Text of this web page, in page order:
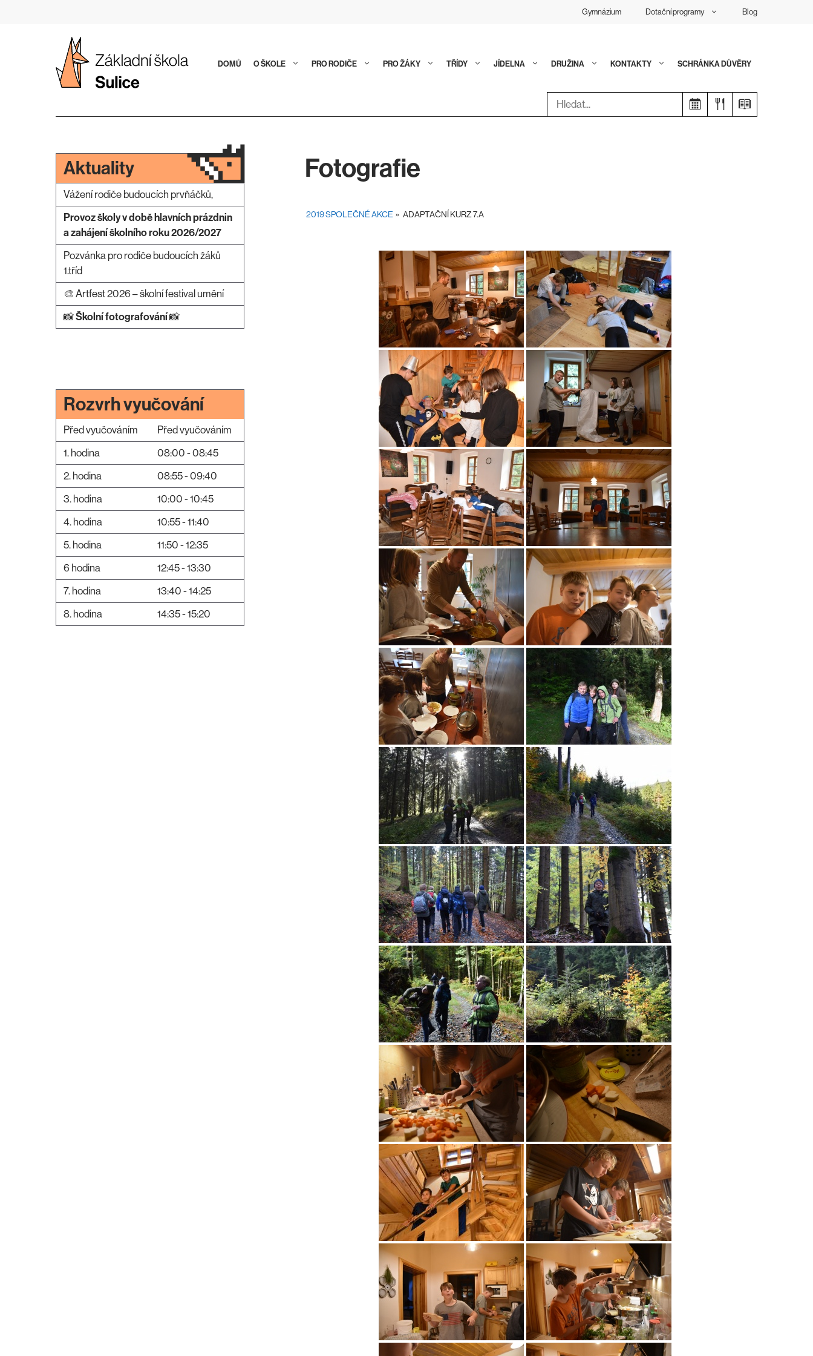
Gymnázium Dotační programy Blog
DOMŮ O ŠKOLE PRO RODIČE PRO ŽÁKY TŘÍDY JÍDELNA DRUŽINA KONTAKTY SCHRÁNKA DŮVĚRY
Hledat:
Fotografie
2019 SPOLEČNÉ AKCE » ADAPTAČNÍ KURZ 7.A
Aktuality
Vážení rodiče budoucích prvňáčků,
Provoz školy v době hlavních prázdnin
a zahájení školního roku 2026/2027
Pozvánka pro rodiče budoucích žáků
1.tříd
🎨 Artfest 2026 – školní festival umění
📸Školní fotografování📸
Rozvrh vyučování
Před vyučováním
Před vyučováním
1. hodina
08:00 - 08:45
2. hodina
08:55 - 09:40
3. hodina
10:00 - 10:45
4. hodina
10:55 - 11:40
5. hodina
11:50 - 12:35
6 hodina
12:45 - 13:30
7. hodina
13:40 - 14:25
8. hodina
14:35 - 15:20